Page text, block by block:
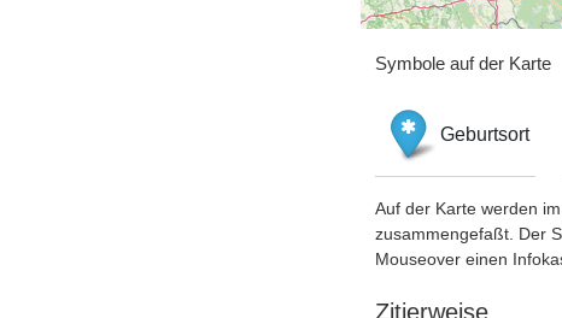
Symbole auf der Karte
Geburtsort
Auf der Karte werden
zusammengefaßt. Der
Mouseover einen
Zitierweise